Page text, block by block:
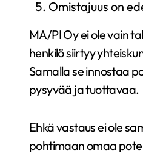
Omistajuus on
MA/PI Oy ei ole vain
henkilö siirtyy
Samalla se innostaa
pysyvää ja tuottavaa.
Ehkä vastaus ei ole
pohtimaan omaa